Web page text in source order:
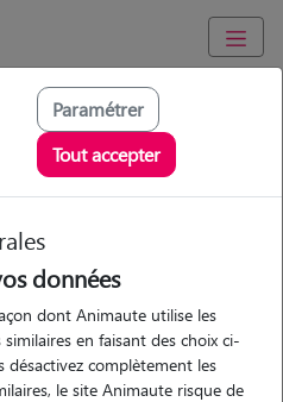
/Cote-d'Or/ Seurre
- Petsitter à
(1 avis)
Paramétrer
Tout accepter
données
dont Animaute utilise les
en faisant des choix ci-
désactivez complètement les
le site Animaute risque de